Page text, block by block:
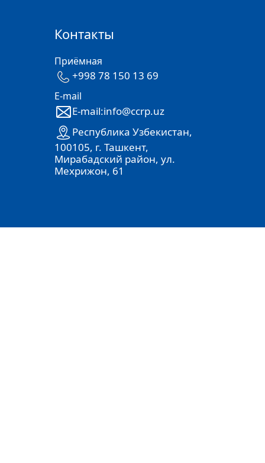
Контакты
Приёмная
+998 78 150 13 69
E-mail
E-mail:info@ccrp.uz
Республика Узбекистан,
100105, г. Ташкент,
Мирабадский район, ул.
Мехрижон, 61